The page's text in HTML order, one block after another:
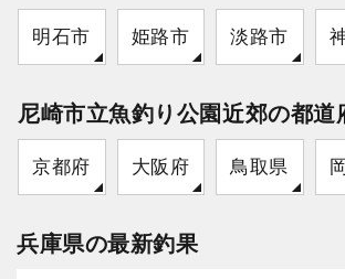
明石市 姫路市 淡路市
尼崎市立魚釣り公園近郊の都道
京都府 大阪府 鳥取県
兵庫県の最新釣果